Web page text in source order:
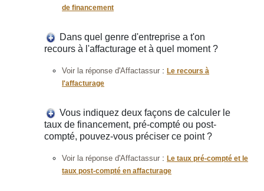
de financement
Dans quel genre d'entreprise a t'on
recours à l'affacturage et à quel moment ?
Voir la réponse d'Affactassur : Le recours à
l'affacturage
Vous indiquez deux façons de calculer le
taux de financement, pré-compté ou post-
compté, pouvez-vous préciser ce point ?
Voir la réponse d'Affactassur : Le taux pré-compté et le
taux post-compté en affacturage